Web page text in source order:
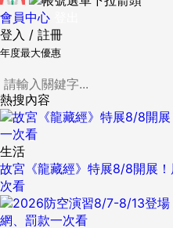
會員中心
登入 / 註冊
年度最大優惠
熱搜內容
生活
故宮《龍藏經》特展8/8開展
次看